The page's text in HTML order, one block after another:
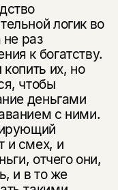
логик во
раз
к богатству.
их, но
чтобы
деньгами
с ними.
и смех, и
отчего они,
и в то же